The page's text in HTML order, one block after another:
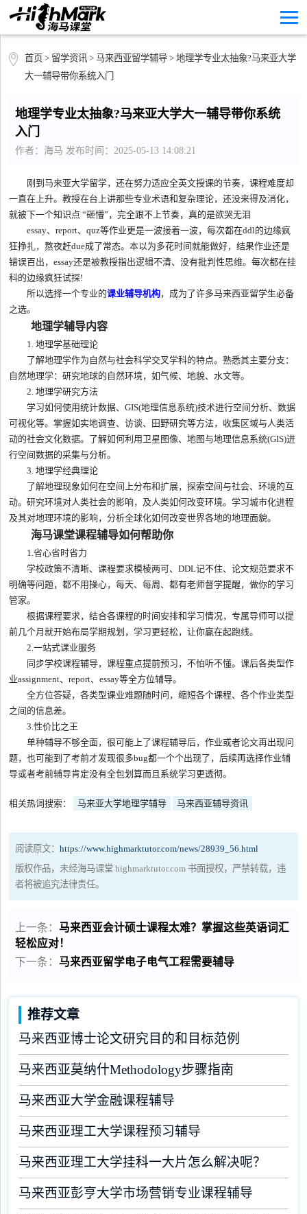
首页 > 留学资讯> 马来西亚留学辅导> 地理学专业太抽象?马来亚大学
大一辅导带你系统入门
地理学专业太抽象?马来亚大学大一辅导带你系统
入门
作者：海马 发布时间：2025-05-13 14:08:21
刚到马来亚大学留学，还在努力适应全英文授课的节奏，课程难度却
一直在上升。教授在台上讲那些专业术语和复杂理论，还没来得及消化，
就被下一个知识点 “砸懵”，完全跟不上节奏，真的是欲哭无泪
essay、report、quz等作业更是一波接着一波，每次都在ddl的边缘疯
狂挣扎，熬夜赶due成了常态。本以为多花时间就能做好，结果作业还是
错误百出，essay还是被教授指出逻辑不清、没有批判性思维。每次都在挂
科的边缘疯狂试探!
所以选择一个专业的课业辅导机构，成为了许多马来西亚留学生必备
之选。
地理学辅导内容
1. 地理学基础理论
了解地理学作为自然与社会科学交叉学科的特点。熟悉其主要分支：
自然地理学：研究地球的自然环境，如气候、地貌、水文等。
2. 地理学研究方法
学习如何使用统计数据、GIS(地理信息系统)技术进行空间分析、数据
可视化等。掌握如实地调查、访谈、田野研究等方法，收集区域与人类活
动的社会文化数据。了解如何利用卫星图像、地图与地理信息系统(GIS)进
行空间数据的采集与分析。
3. 地理学经典理论
了解地理现象如何在空间上分布和扩展，探索空间与社会、环境的互
动。研究环境对人类社会的影响，及人类如何改变环境。学习城市化进程
及其对地理环境的影响，分析全球化如何改变世界各地的地理面貌。
海马课堂课程辅导如何帮助你
1.省心省时省力
学校政策不清晰、课程要求模棱两可、DDL记不住、论文规范要求不
明确等问题，都不用操心，每天、每周、都有老师督学提醒，做你的学习
管家。
根据课程要求，结合各课程的时间安排和学习情况，专属导师可以提
前几个月就开始布局学期规划，学习更轻松，让你赢在起跑线。
2.一站式课业服务
同步学校课程辅导，课程重点提前预习，不怕听不懂。课后各类型作
业assignment、report、essay等全方位辅导。
全方位答疑，各类型课业难题随时问，缩短各个课程、各个作业类型
之间的信息差。
3.性价比之王
单种辅导不够全面，很可能上了课程辅导后，作业或者论文再出现问
题，也可能到了考前才发现很多bug都一个个出现了，后续再选择作业辅
导或者考前辅导肯定没有全包划算而且系统学习更透彻。
相关热词搜索： 马来亚大学地理学辅导 马来西亚辅导资讯
阅读原文：https://www.highmarktutor.com/news/28939_56.html
版权作品，未经海马课堂 highmarktutor.com 书面授权，严禁转载，违
者将被追究法律责任。
上一条：马来西亚会计硕士课程太难？掌握这些英语词汇
轻松应对！
下一条：马来西亚留学电子电气工程需要辅导
推荐文章
马来西亚博士论文研究目的和目标范例
马来西亚莫纳什Methodology步骤指南
马来西亚大学金融课程辅导
马来西亚理工大学课程预习辅导
马来西亚理工大学挂科一大片怎么解决呢？
马来西亚彭亨大学市场营销专业课程辅导